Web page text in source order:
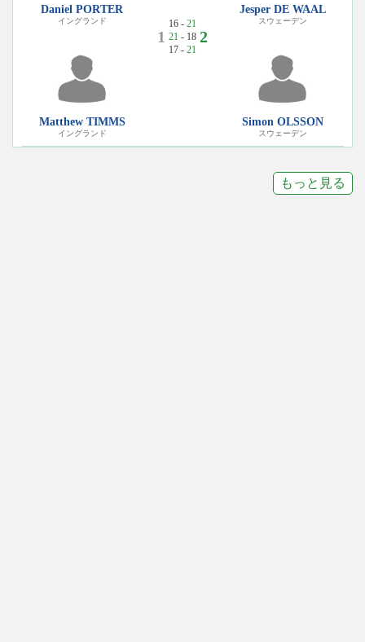
Daniel PORTER
イングランド
Matthew TIMMS
イングランド
1
16 - 21
21 - 18
17 - 21
2
Jesper DE WAAL
スウェーデン
Simon OLSSON
スウェーデン
もっと見る